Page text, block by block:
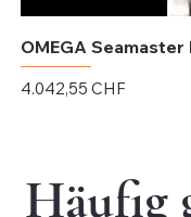
OMEGA
Preis
4.042,55 CHF
Häufig